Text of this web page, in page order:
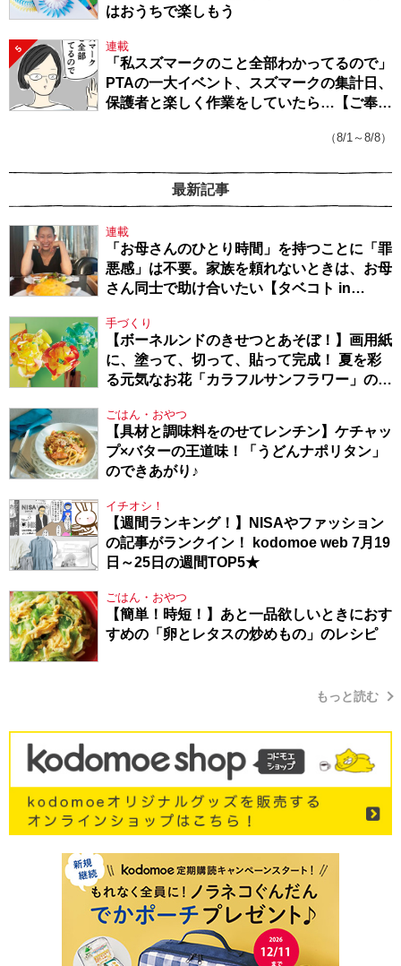
はおうちで楽しもう
5 連載
「私スズマークのこと全部わかってるので」
PTAの一大イベント、スズマークの集計日、
保護者と楽しく作業をしていたら…【ご奉仕
（8/1～8/8）
最新記事
連載
「お母さんのひとり時間」を持つことに「罪
悪感」は不要。家族を頼れないときは、お母
さん同士で助け合いたい【タベコト in
手づくり
【ボーネルンドのきせつとあそぼ！】画用紙
に、塗って、切って、貼って完成！ 夏を彩
る元気なお花「カラフルサンフラワー」の作
ごはん・おやつ
【具材と調味料をのせてレンチン】ケチャッ
プ×バターの王道味！「うどんナポリタン」
のできあがり♪
イチオシ！
【週間ランキング！】NISAやファッション
の記事がランクイン！ kodomoe web 7月19
日～25日の週間TOP5★
ごはん・おやつ
【簡単！時短！】あと一品欲しいときにおす
すめの「卵とレタスの炒めもの」のレシピ
もっと読む